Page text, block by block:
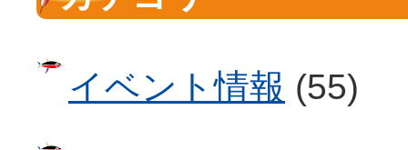
イベント情報 (55)